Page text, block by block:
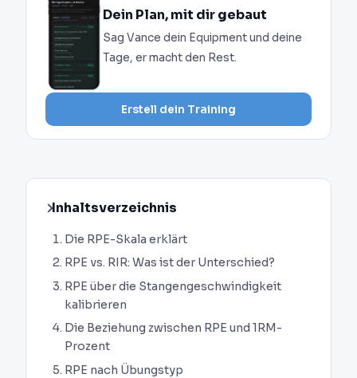
Dein Plan, mit dir gebaut
Sag Vance dein Equipment und deine
Tage, er macht den Rest.
Erstell dein Training
Inhaltsverzeichnis
Die RPE-Skala erklärt
RPE vs. RIR: Was ist der Unterschied?
RPE über die Stangengeschwindigkeit
kalibrieren
Die Beziehung zwischen RPE und 1RM-
Prozent
RPE nach Übungstyp